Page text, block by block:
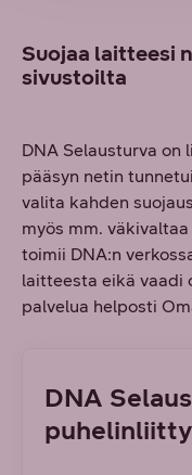
Suojaa laitteesi
sivustoilta
DNA Selausturva on
pääsyn netin
valita kahden
myös mm.
toimii DNA:n
laitteesta eikä vaadi
palvelua helposti
DNA